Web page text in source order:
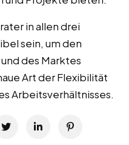
in allen drei
sein, um den
des Marktes
Art der Flexibilität
Arbeitsverhältnisses.